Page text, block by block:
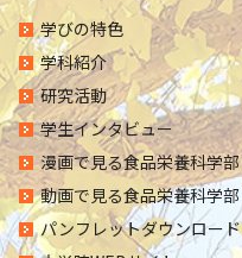
学びの特色
学科紹介
研究活動
学生インタビュー
漫画で見る食品栄養科学部
動画で見る食品栄養科学部
パンフレットダウンロード